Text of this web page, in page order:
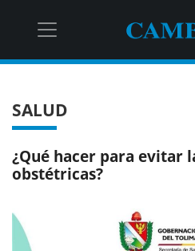
SALUD
¿Qué hacer para evitar
obstétricas?